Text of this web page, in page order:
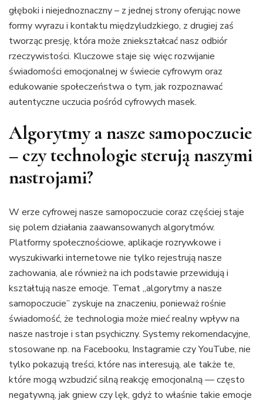
głęboki i niejednoznaczny – z jednej strony oferując nowe
formy wyrazu i kontaktu międzyludzkiego, z drugiej zaś
tworząc presję, która może zniekształcać nasz odbiór
rzeczywistości. Kluczowe staje się więc rozwijanie
świadomości emocjonalnej w świecie cyfrowym oraz
edukowanie społeczeństwa o tym, jak rozpoznawać
autentyczne uczucia pośród cyfrowych masek.
Algorytmy a nasze samopoczucie
– czy technologie sterują naszymi
nastrojami?
W erze cyfrowej nasze samopoczucie coraz częściej staje
się polem działania zaawansowanych algorytmów.
Platformy społecznościowe, aplikacje rozrywkowe i
wyszukiwarki internetowe nie tylko rejestrują nasze
zachowania, ale również na ich podstawie przewidują i
kształtują nasze emocje. Temat „algorytmy a nasze
samopoczucie” zyskuje na znaczeniu, ponieważ rośnie
świadomość, że technologia może mieć realny wpływ na
nasze nastroje i stan psychiczny. Systemy rekomendacyjne,
stosowane np. na Facebooku, Instagramie czy YouTube, nie
tylko pokazują treści, które nas interesują, ale także te,
które mogą wzbudzić silną reakcję emocjonalną — często
negatywną, jak gniew czy lęk, gdyż to właśnie takie emocje